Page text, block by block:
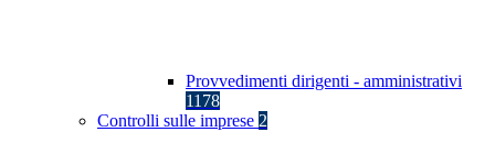
Provvedimenti dirigenti - amministrativi
1178
Controlli sulle imprese 2